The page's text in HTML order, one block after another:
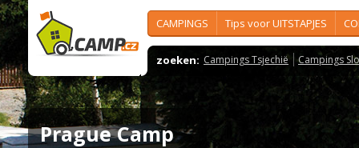
CAMPINGS Tips voor UITSTAPJES
zoeken: Campings Tsjechië Campings
Prague Camp